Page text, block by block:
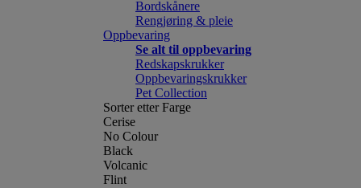
Bordskånere
Rengjøring & pleie
Oppbevaring
Se alt til oppbevaring
Redskapskrukker
Oppbevaringskrukker
Pet Collection
Sorter etter Farge
Cerise
No Colour
Black
Volcanic
Flint